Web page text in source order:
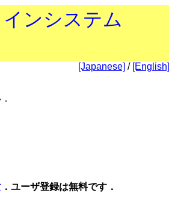
ンシステム
[Japanese] / [English]
．ユーザ登録は無料です．